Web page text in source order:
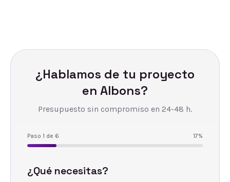
¿Hablamos de tu proyecto
en Albons?
Presupuesto sin compromiso en 24-48 h.
Paso 1 de 6 17%
¿Qué necesitas?